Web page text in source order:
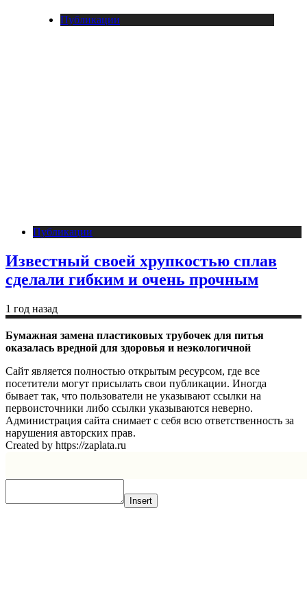
Публикации
Публикации
Известный своей хрупкостью сплав
сделали гибким и очень прочным
1 год назад
Бумажная замена пластиковых трубочек для питья
оказалась вредной для здоровья и неэкологичной
Сайт является полностью открытым ресурсом, где все
посетители могут присылать свои публикации. Иногда
бывает так, что пользователи не указывают ссылки на
первоисточники либо ссылки указываются неверно.
Администрация сайта снимает с себя всю ответственность за
нарушения авторских прав.
Created by https://zaplata.ru
Insert